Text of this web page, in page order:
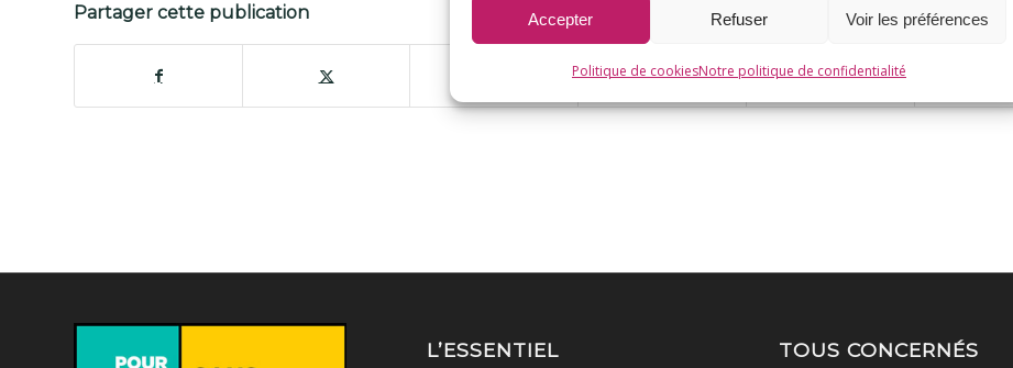
Accepter Refuser Voir les préférences
Politique de cookiesNotre politique de confidentialité
Partager cette publication
L’ESSENTIEL TOUS CONCERNÉS